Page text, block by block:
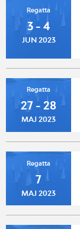
Regatta
3 - 4
JUN 2023
Regatta
27 - 28
MAJ 2023
Regatta
7
MAJ 2023